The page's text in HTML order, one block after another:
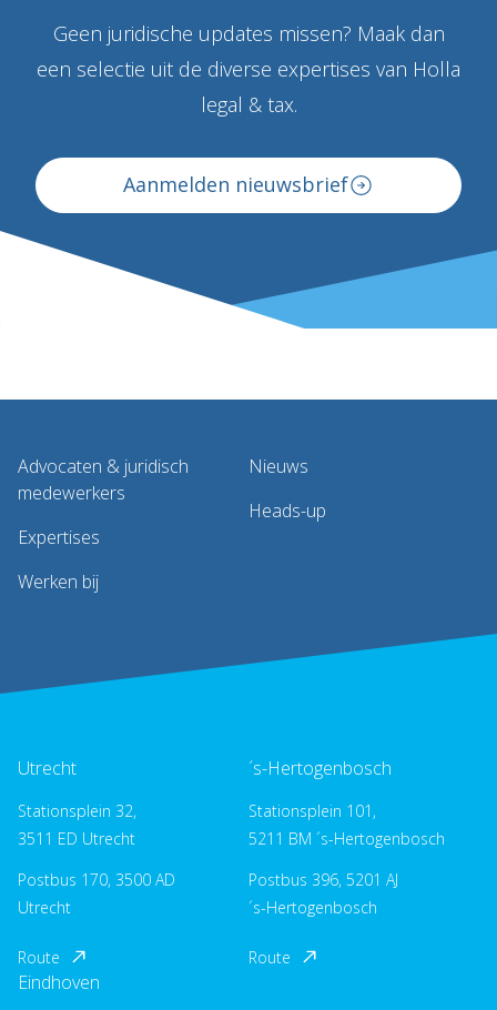
Geen juridische updates missen? Maak dan
een selectie uit de diverse expertises van Holla
legal & tax.
Aanmelden nieuwsbrief
Advocaten & juridisch
medewerkers
Expertises
Werken bij
Nieuws
Heads-up
Utrecht
Stationsplein 32,
3511 ED Utrecht
Postbus 170, 3500 AD
Utrecht
Route
´s-Hertogenbosch
Stationsplein 101,
5211 BM ´s-Hertogenbosch
Postbus 396, 5201 AJ
´s-Hertogenbosch
Route
Eindhoven